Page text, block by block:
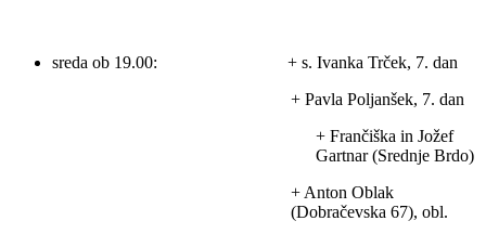
sreda ob 19.00: + s. Ivanka Trček, 7. dan
+ Pavla Poljanšek, 7. dan
+ Frančiška in Jožef
Gartnar (Srednje Brdo)
+ Anton Oblak
(Dobračevska 67), obl.